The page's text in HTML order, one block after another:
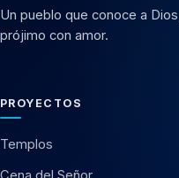
Un pueblo que conoce a
prójimo con amor.
PROYECTOS
Templos